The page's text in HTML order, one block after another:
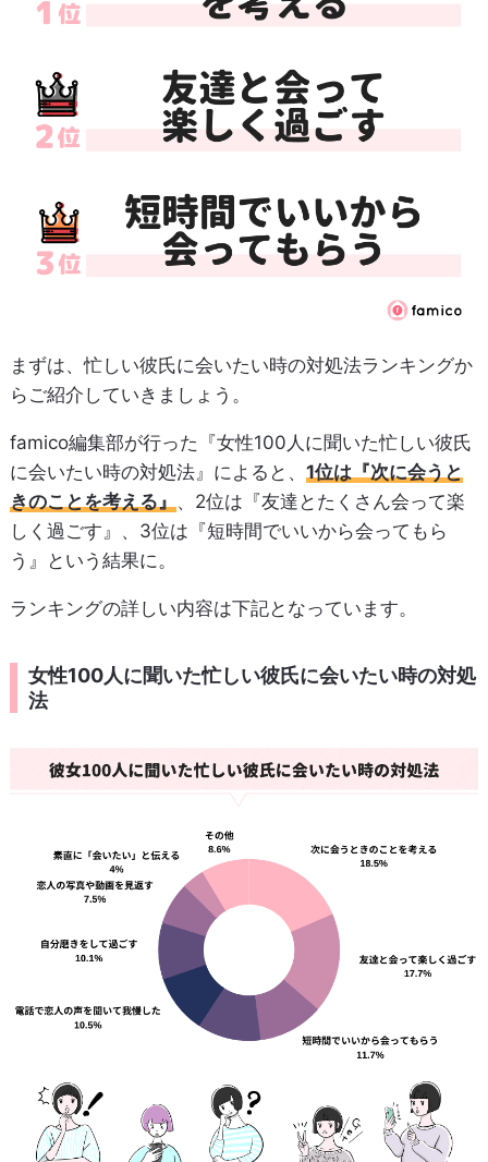
まずは、忙しい彼氏に会いたい時の対処法ランキングか
らご紹介していきましょう。
famico編集部が行った『女性100人に聞いた忙しい彼氏
に会いたい時の対処法』によると、 1位は『次に会うと
きのことを考える』、2位は『友達とたくさん会って楽
しく過ごす』、3位は『短時間でいいから会ってもら
う』という結果に。
ランキングの詳しい内容は下記となっています。
女性100人に聞いた忙しい彼氏に会いたい時の対処
法